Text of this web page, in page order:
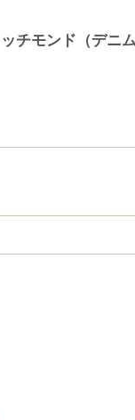
チモンド（デニム